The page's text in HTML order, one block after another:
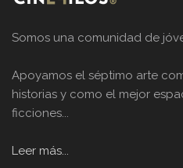
Somos una comunidad de
Apoyamos el séptimo arte
historias y como el mejor
ficciones...
Leer más...